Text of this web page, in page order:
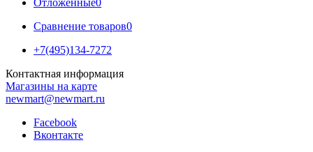
Отложенные0
Сравнение товаров0
+7(495)134-7272
Контактная информация
Магазины на карте
newmart@newmart.ru
Facebook
Вконтакте